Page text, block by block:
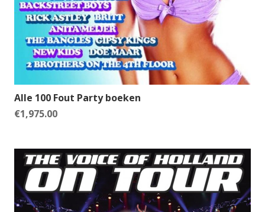
Alle 100 Fout Party boeken
€1,975.00